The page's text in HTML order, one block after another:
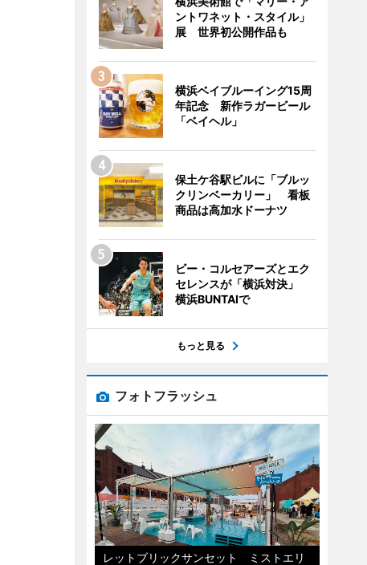
ントワネット・スタイル」
展 世界初公開作品も
横浜ベイブルーイング15周
年記念 新作ラガービール
「ベイヘル」
保土ケ谷駅ビルに「ブルッ
クリンベーカリー」 看板
商品は高加水ドーナツ
ビー・コルセアーズとエク
セレンスが「横浜対決」
横浜BUNTAIで
もっと見る
フォトフラッシュ
レットブリックサンセット ミストエリ